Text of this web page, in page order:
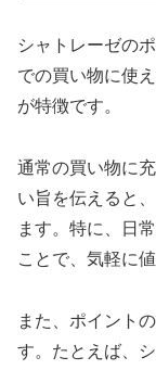
シャトレーゼのポ
での買い物に使
が特徴です。
通常の買い物に
い旨を伝えると
ます。特に、日
ことで、気軽に
また、ポイント
す。たとえば、